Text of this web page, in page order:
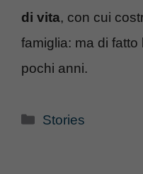
di vita, con cui
famiglia: ma di
pochi anni.
Categorie
Stories